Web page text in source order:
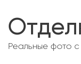
Реальные фото